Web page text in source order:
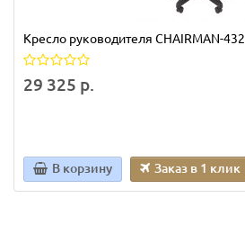
Кресло руководителя CHAIRMAN-432
29 325 р.
В корзину Заказ в 1 клик